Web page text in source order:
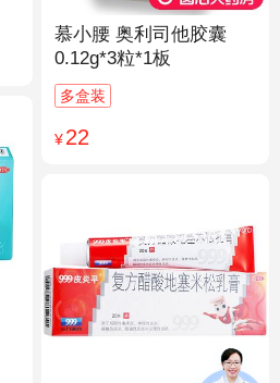
慕小腰 奥利司他胶囊
0.12g*3粒*1板
多盒装
¥22